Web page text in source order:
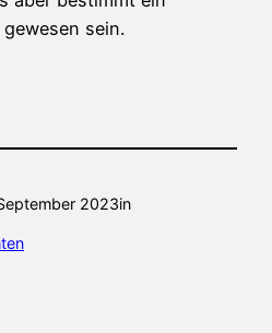
sein.
2023in